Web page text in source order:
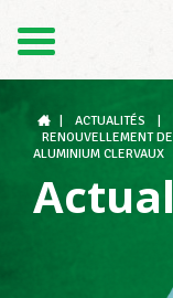
Le LCGB
ACTUALITÉS
RENOUVELLEMENT
ALUMINIUM CLERVAUX